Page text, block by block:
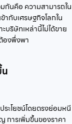
กันคือ ความสามารถใน
ากับเศรษฐกิจโลกใน
บริษัทเหล่านี้ไม่ได้ขาย
องพึ่งพา
ะโยชน์โดยตรงย่อมหนี
การเพิ่มขึ้นของราคา